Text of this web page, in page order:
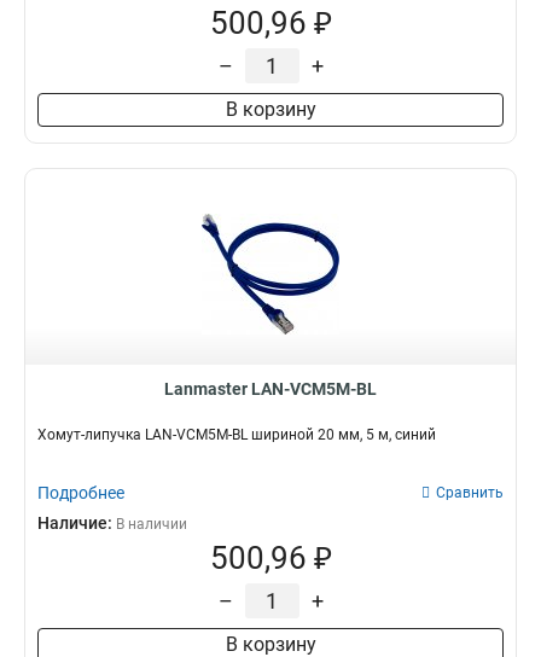
500,96 ₽
– +
В корзину
Lanmaster LAN-VCM5M-BL
Хомут-липучка LAN-VCM5M-BL шириной 20 мм, 5 м, синий
Подробнее Сравнить
Наличие: В наличии
500,96 ₽
– +
В корзину